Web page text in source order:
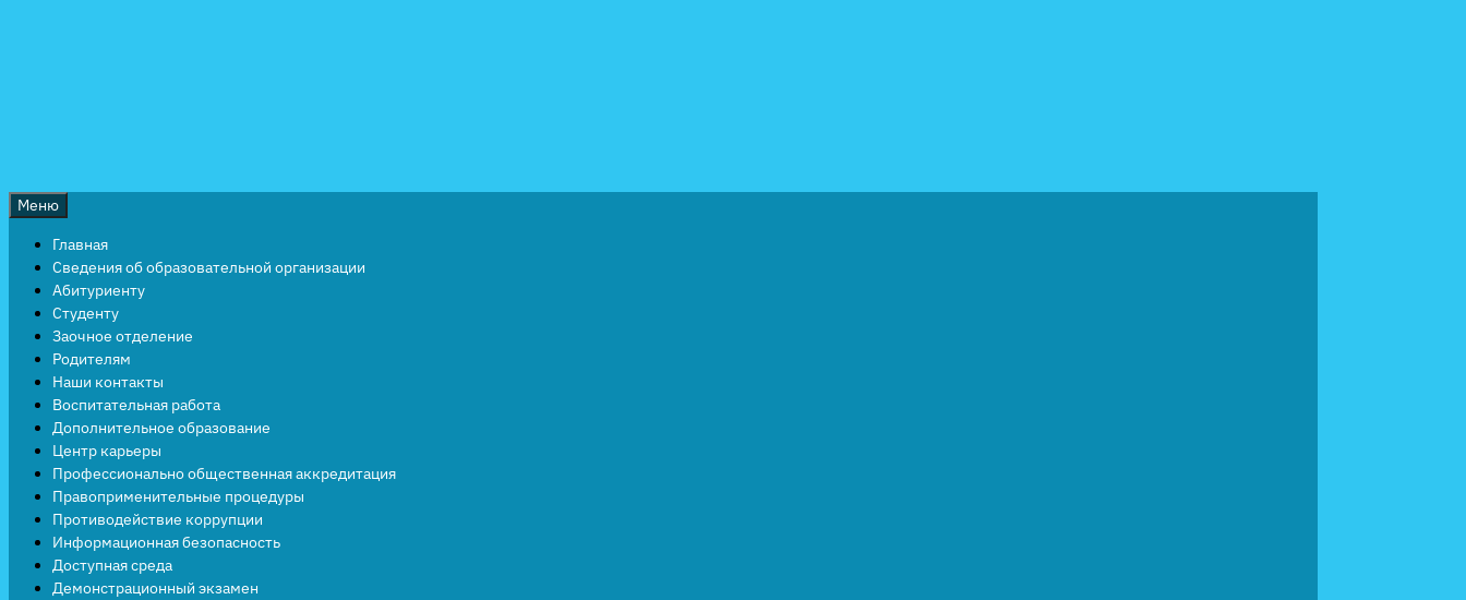
Меню
Главная
Сведения об образовательной организации
Абитуриенту
Студенту
Заочное отделение
Родителям
Наши контакты
Воспитательная работа
Дополнительное образование
Центр карьеры
Профессионально общественная аккредитация
Правоприменительные процедуры
Противодействие коррупции
Информационная безопасность
Доступная среда
Демонстрационный экзамен